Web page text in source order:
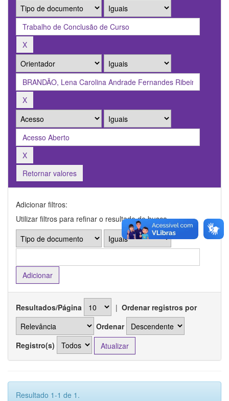
Retornar valores
Adicionar filtros:
Utilizar filtros para refinar o resultado de busca.
Resultados/Página | Ordenar registros por
Ordenar
Registro(s)
Resultado 1-1 de 1.